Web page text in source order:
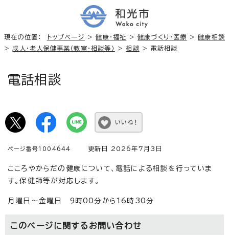
現在の位置： トップページ >健康・福祉 >健康づくり・医療 >健康相談
> 成人・老人保健事業（教室・相談等） >相談 > 電話相談
電話相談
いいね！
ページ番号1004644 更新日 2026年7月3日
こころやからだの健康について、電話による相談を行っていま
す。保健師等が対応します。
月曜日～金曜日 9時00分から16時30分
このページに関する お問い合わせ